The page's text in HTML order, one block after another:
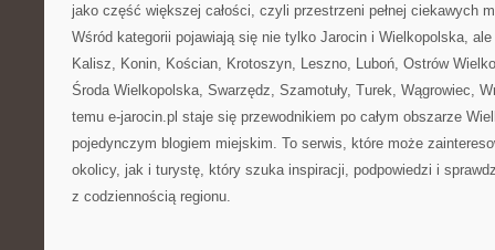
jako część większej całości, czyli przestrzeni pełnej ciekawych
Wśród kategorii pojawiają się nie tylko Jarocin i Wielkopolska,
Kalisz, Konin, Kościan, Krotoszyn, Leszno, Luboń, Ostrów
Środa Wielkopolska, Swarzędz, Szamotuły, Turek, Wągrowiec,
temu e-jarocin.pl staje się przewodnikiem po całym obszarze
pojedynczym blogiem miejskim. To serwis, które może
okolicy, jak i turystę, który szuka inspiracji, podpowiedzi i
z codziennością regionu.